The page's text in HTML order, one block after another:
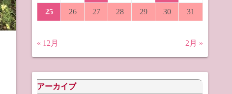
25 26 27 28 29 30 31
« 12月 2月 »
アーカイブ